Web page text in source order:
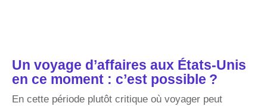
Un voyage d’affaires aux États-Unis
en ce moment : c’est possible ?
En cette période plutôt critique où voyager peut